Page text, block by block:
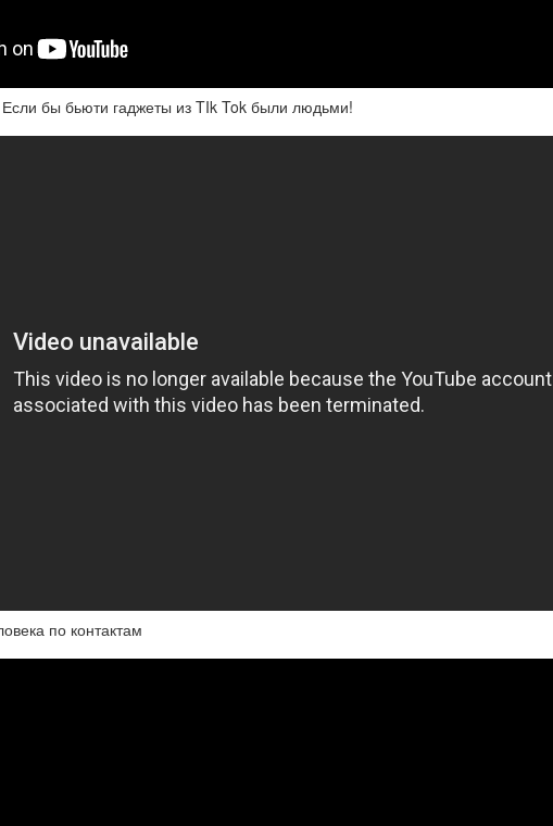
Если бы бьюти гаджеты из TIk Tok были людьми!
по контактам